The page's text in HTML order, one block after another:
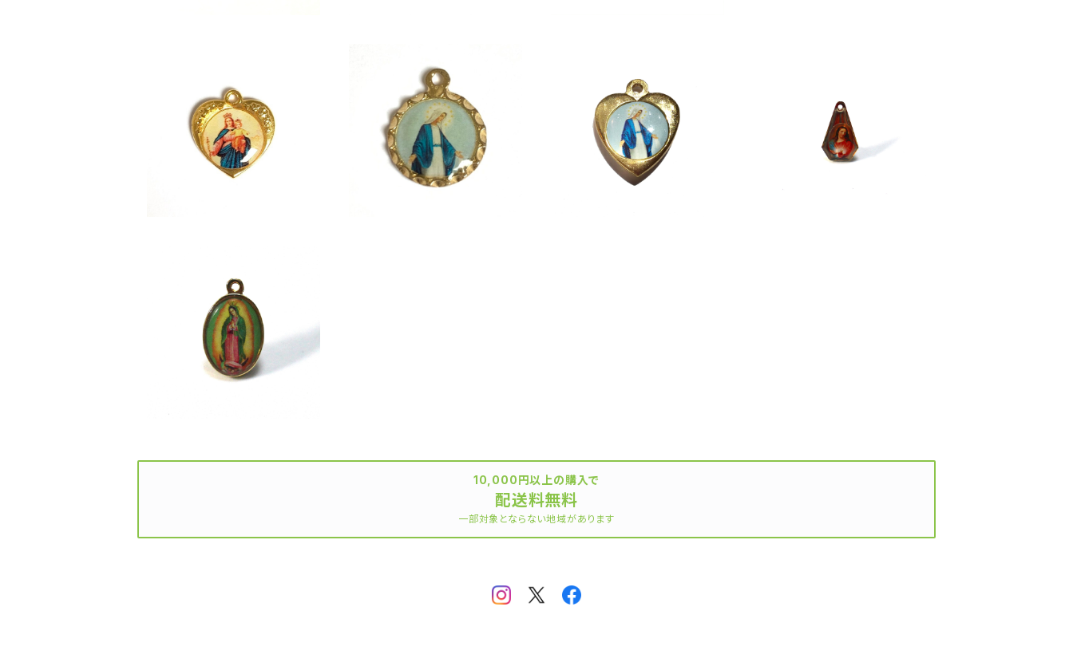
MARIA
¥1,980
MARIA
¥1,980
MARY IN HEART
¥1,980
CHRIST
¥1,980
GUADALUPE ST.MARY
¥1,980
10,000円以上の購入で
配送料無料
一部対象とならない地域があります